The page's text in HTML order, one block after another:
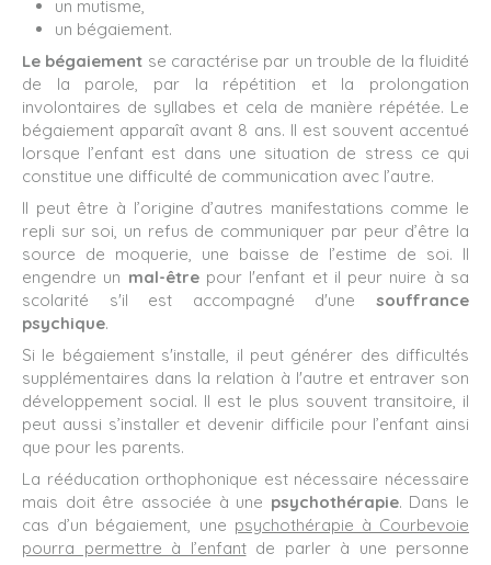
un mutisme,
un bégaiement.
Le bégaiement se caractérise par un trouble de la fluidité
de la parole, par la répétition et la prolongation
involontaires de syllabes et cela de manière répétée. Le
bégaiement apparaît avant 8 ans. Il est souvent accentué
lorsque l’enfant est dans une situation de stress ce qui
constitue une difficulté de communication avec l’autre.
Il peut être à l’origine d’autres manifestations comme le
repli sur soi, un refus de communiquer par peur d’être la
source de moquerie, une baisse de l’estime de soi. Il
engendre un mal-êtrepour l'enfant et il peur nuire à sa
scolarité s'il est accompagné d'une souffrance
psychique.
Si le bégaiement s'installe, il peut générer des difficultés
supplémentaires dans la relation à l'autre et entraver son
développement social. Il est le plus souvent transitoire, il
peut aussi s’installer et devenir difficile pour l’enfant ainsi
que pour les parents.
La rééducation orthophonique est nécessaire nécessaire
mais doit être associée à une psychothérapie. Dans le
cas d’un bégaiement, une psychothérapie à Courbevoie
pourra permettre à l’enfantde parler à une personne